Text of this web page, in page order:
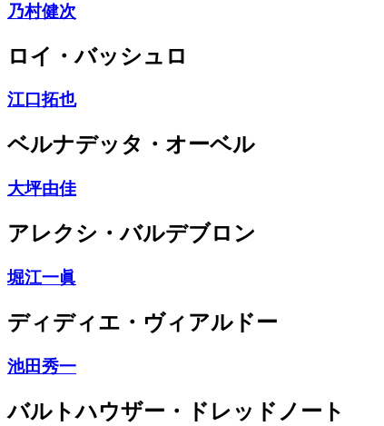
乃村健次
ロイ・バッシュロ
江口拓也
ベルナデッタ・オーベル
大坪由佳
アレクシ・バルデブロン
堀江一眞
ディディエ・ヴィアルドー
池田秀一
バルトハウザー・ドレッドノート